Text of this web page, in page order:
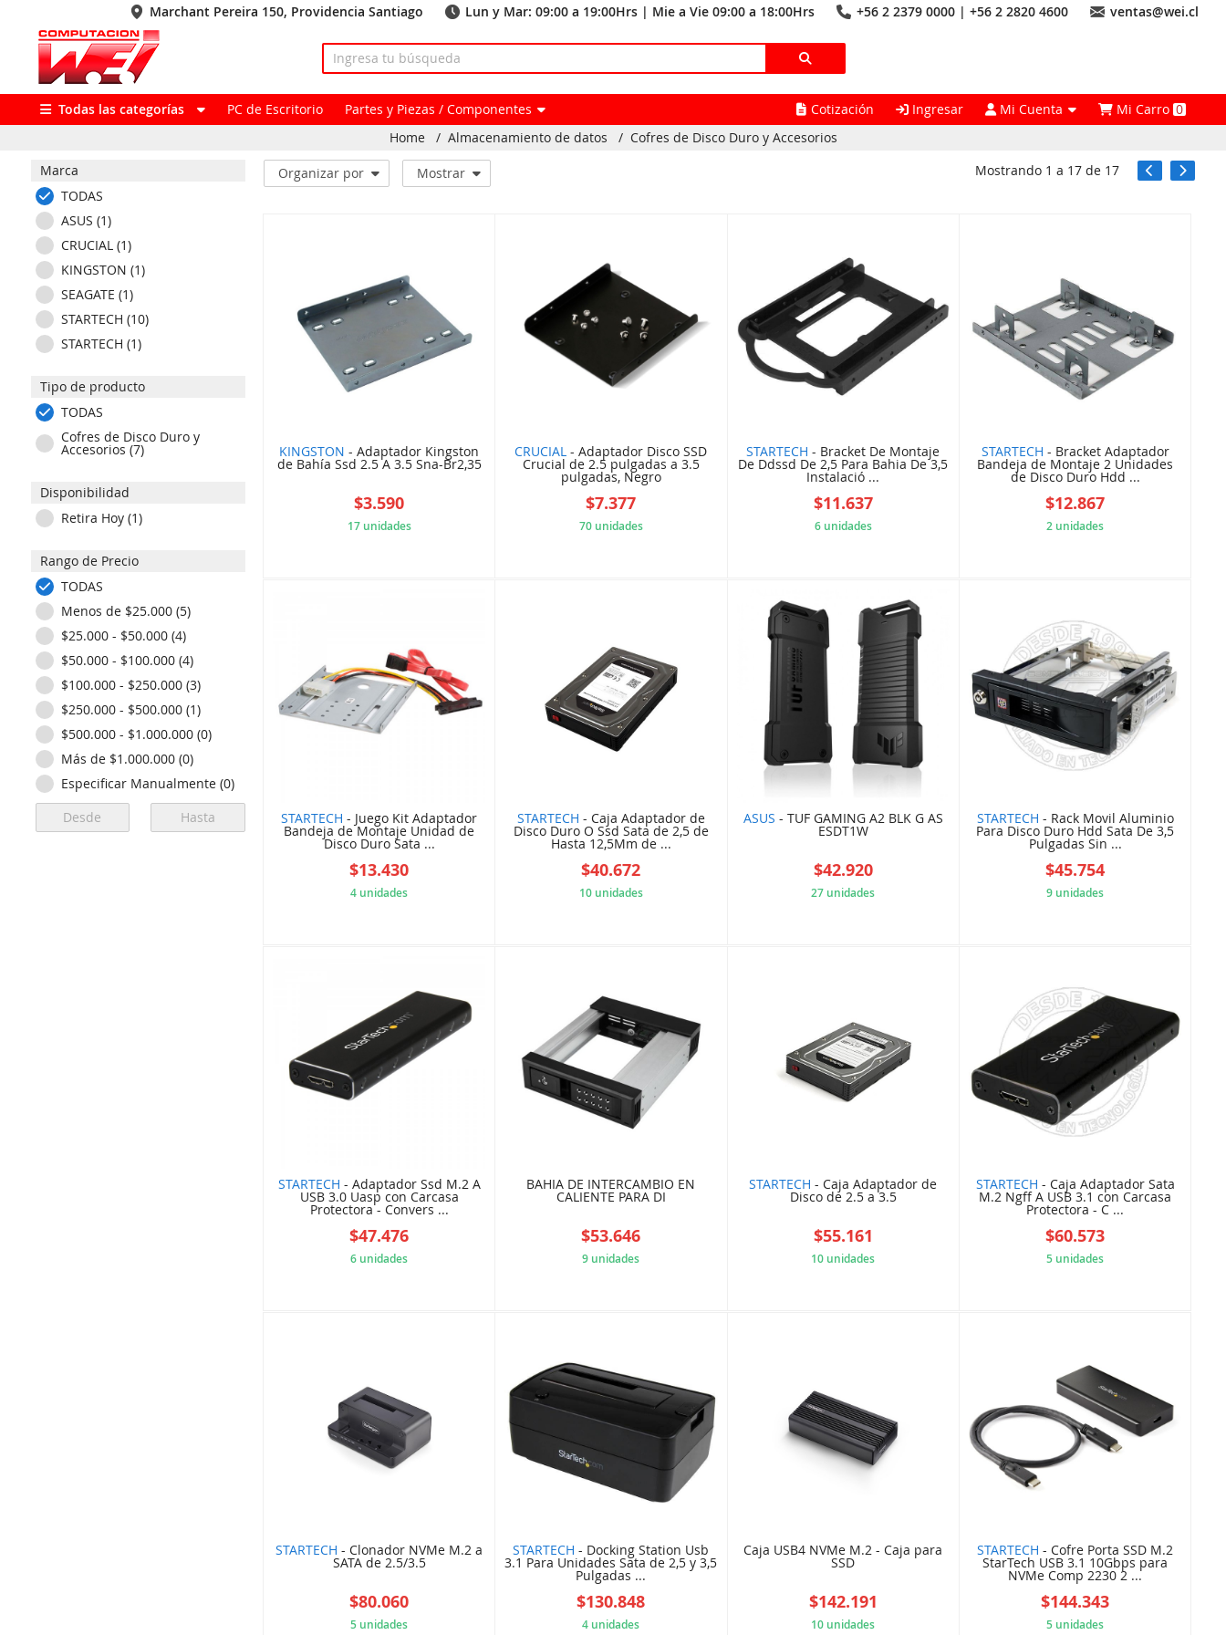
Marchant Pereira 150, Providencia Santiago Lun y Mar: 09:00 a 19:00Hrs | Mie a Vie 09:00 a 18:00Hrs +56 2 2379 0000 | +56 2 2820 4600 ventas@wei.cl
Todas las categorías PC de Escritorio Partes y Piezas / Componentes Cotización Ingresar Mi Cuenta Mi Carro0
Home
/ Almacenamiento de datos / Cofres de Disco Duro y Accesorios
Marca
TODAS
ASUS (1)
CRUCIAL (1)
KINGSTON (1)
SEAGATE (1)
STARTECH (10)
STARTECH (1)
Tipo de producto
TODAS
Cofres de Disco Duro y
Accesorios (7)
Disponibilidad
Retira Hoy (1)
Rango de Precio
TODAS
Menos de $25.000 (5)
$25.000 - $50.000 (4)
$50.000 - $100.000 (4)
$100.000 - $250.000 (3)
$250.000 - $500.000 (1)
$500.000 - $1.000.000 (0)
Más de $1.000.000 (0)
Especificar Manualmente (0)
Organizar por Mostrar Mostrando 1 a 17 de 17
KINGSTON - Adaptador Kingston
de Bahía Ssd 2.5 A 3.5 Sna-Br2,35
$3.590
17 unidades
CRUCIAL - Adaptador Disco SSD
Crucial de 2.5 pulgadas a 3.5
pulgadas, Negro
$7.377
70 unidades
STARTECH - Bracket De Montaje
De Ddssd De 2,5 Para Bahia De 3,5
Instalació ...
$11.637
6 unidades
STARTECH - Bracket Adaptador
Bandeja de Montaje 2 Unidades
de Disco Duro Hdd ...
$12.867
2 unidades
STARTECH - Juego Kit Adaptador
Bandeja de Montaje Unidad de
Disco Duro Sata ...
$13.430
4 unidades
STARTECH - Caja Adaptador de
Disco Duro O Ssd Sata de 2,5 de
Hasta 12,5Mm de ...
$40.672
10 unidades
ASUS - TUF GAMING A2 BLK G AS
ESDT1W
$42.920
27 unidades
STARTECH - Rack Movil Aluminio
Para Disco Duro Hdd Sata De 3,5
Pulgadas Sin ...
$45.754
9 unidades
STARTECH - Adaptador Ssd M.2 A
USB 3.0 Uasp con Carcasa
Protectora - Convers ...
$47.476
6 unidades
BAHIA DE INTERCAMBIO EN
CALIENTE PARA DI
$53.646
9 unidades
STARTECH - Caja Adaptador de
Disco de 2.5 a 3.5
$55.161
10 unidades
STARTECH - Caja Adaptador Sata
M.2 Ngff A USB 3.1 con Carcasa
Protectora - C ...
$60.573
5 unidades
STARTECH - Clonador NVMe M.2 a
SATA de 2.5/3.5
$80.060
5 unidades
STARTECH - Docking Station Usb
3.1 Para Unidades Sata de 2,5 y 3,5
Pulgadas ...
$130.848
4 unidades
Caja USB4 NVMe M.2 - Caja para
SSD
$142.191
10 unidades
STARTECH - Cofre Porta SSD M.2
StarTech USB 3.1 10Gbps para
NVMe Comp 2230 2 ...
$144.343
5 unidades